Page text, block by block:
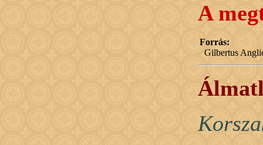
A
Forrás:
Gilbertus